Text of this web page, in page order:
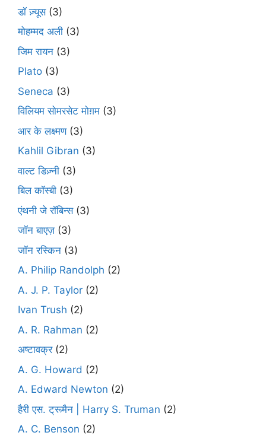
डॉ ज़्यूस(3)
मोहम्मद अली (3)
जिम रायन (3)
Plato (3)
Seneca (3)
विलियम सोमरसेट मोग़म (3)
आर के लक्ष्मण(3)
Kahlil Gibran (3)
वाल्ट डिज़्नी (3)
बिल कॉस्बी (3)
एंथनी जे रॉबिन्स(3)
जॉन बाएज़ (3)
जॉन रस्किन (3)
A. Philip Randolph (2)
A. J. P. Taylor (2)
Ivan Trush (2)
A. R. Rahman (2)
अष्टावक्र(2)
A. G. Howard (2)
A. Edward Newton (2)
हैरी एस. ट्रूमैन | Harry S. Truman (2)
A. C. Benson (2)